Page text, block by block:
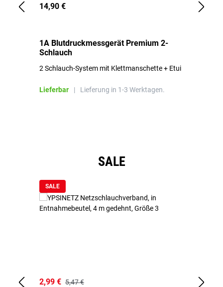
14,90 €
1A Blutdruckmessgerät Premium 2-
Schlauch
2 Schlauch-System mit Klettmanschette + Etui
Lieferbar | Lieferung in 1-3 Werktagen.
SALE
SALE
2,99 € 5,47 €